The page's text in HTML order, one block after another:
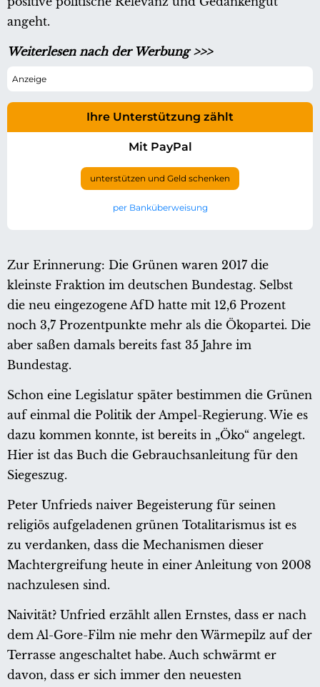
angeht.
Weiterlesen nach der Werbung >>>
Ihre Unterstützung zählt
Mit PayPal
unterstützen und Geld schenken
per Banküberweisung
Zur Erinnerung: Die Grünen waren 2017 die
kleinste Fraktion im deutschen Bundestag. Selbst
die neu eingezogene AfD hatte mit 12,6 Prozent
noch 3,7 Prozentpunkte mehr als die Ökopartei. Die
aber saßen damals bereits fast 35 Jahre im
Bundestag.
Schon eine Legislatur später bestimmen die Grünen
auf einmal die Politik der Ampel-Regierung. Wie es
dazu kommen konnte, ist bereits in „Öko“ angelegt.
Hier ist das Buch die Gebrauchsanleitung für den
Siegeszug.
Peter Unfrieds naiver Begeisterung für seinen
religiös aufgeladenen grünen Totalitarismus ist es
zu verdanken, dass die Mechanismen dieser
Machtergreifung heute in einer Anleitung von 2008
nachzulesen sind.
Naivität? Unfried erzählt allen Ernstes, dass er nach
dem Al-Gore-Film nie mehr den Wärmepilz auf der
Terrasse angeschaltet habe. Auch schwärmt er
davon, dass er sich immer den neuesten